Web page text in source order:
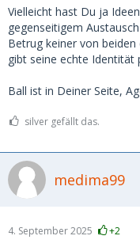
Vielleicht hast Du ja
gegenseitigem
Betrug keiner von
gibt seine echte Identität
Ball ist in Deiner Seite,
silver gefällt das.
medima99
4. September 2025 +2